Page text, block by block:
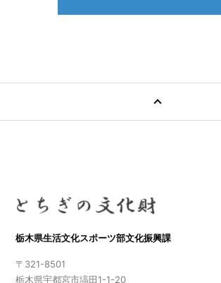
栃木県生活文化スポーツ部文化振興課
〒321-8501
栃木県宇都宮市塙田1-1-20